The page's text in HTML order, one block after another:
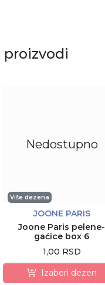
proizvodi
Nedostupno
Više dezena
JOONE PARIS
Joone Paris pelene-
gaćice box 6
1,00 RSD
Izaberi dezen